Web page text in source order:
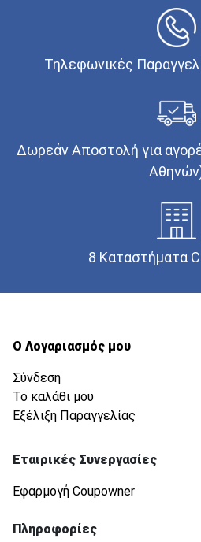
Τηλεφωνικές
Δωρεάν Αποστολή για
8 Καταστήματα
Ο Λογαριασμός μου
Σύνδεση
Το καλάθι μου
Εξέλιξη Παραγγελίας
Εταιρικές Συνεργασίες
Εφαρμογή Coupowner
Πληροφορίες